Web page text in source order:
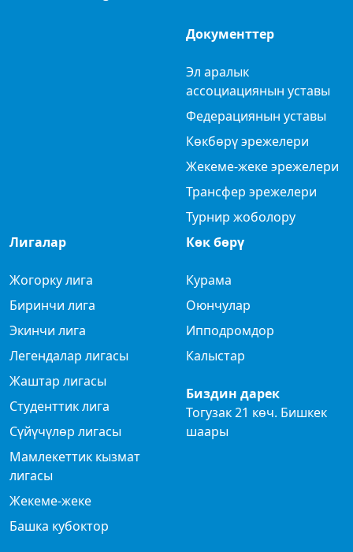
Документтер
Эл аралык
ассоциациянын уставы
Федерациянын уставы
Көкбөрү эрежелери
Жекеме-жеке эрежелери
Трансфер эрежелери
Турнир жоболору
Лигалар
Жогорку лига
Биринчи лига
Экинчи лига
Легендалар лигасы
Жаштар лигасы
Студенттик лига
Сүйүчүлөр лигасы
Мамлекеттик кызмат
лигасы
Жекеме-жеке
Башка кубоктор
Көк бөрү
Курама
Оюнчулар
Ипподромдор
Калыстар
Биздин дарек
Тогузак 21 көч. Бишкек
шаары